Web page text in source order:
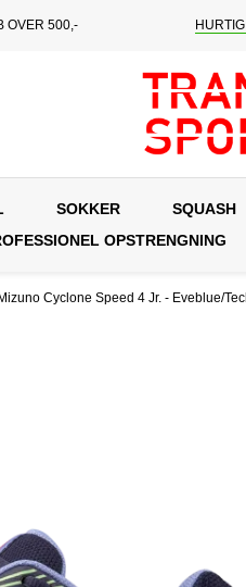
OVER 500,-
SOKKER SQUASH
OPSTRENGNING
Mizuno Cyclone Speed 4 Jr. - Eveblue/